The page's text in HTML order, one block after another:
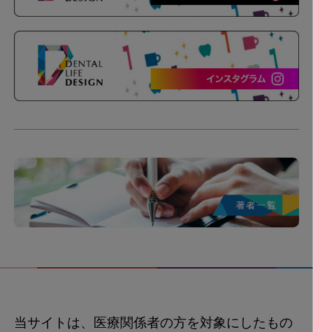
当サイトは、医療関係者の方を対象にしたもの